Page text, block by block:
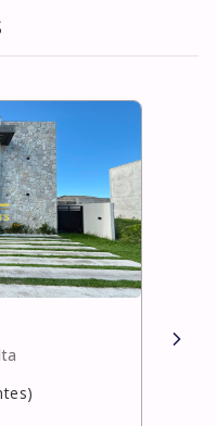
R$